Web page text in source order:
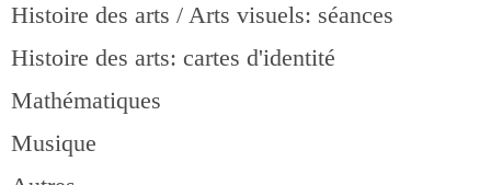
Histoire des arts / Arts visuels: séances
Histoire des arts: cartes d'identité
Mathématiques
Musique